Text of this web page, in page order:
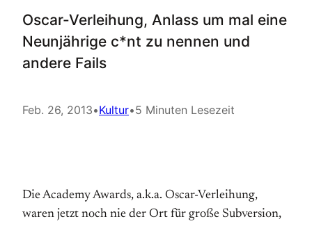
Oscar-Verleihung, Anlass um mal eine
Neunjährige c*nt zu nennen und
andere Fails
Feb. 26, 2013•Kultur•5 Minuten Lesezeit
Die Academy Awards, a.k.a. Oscar-Verleihung,
waren jetzt noch nie der Ort für große Subversion,